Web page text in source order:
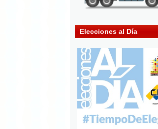
Elecciones al Día